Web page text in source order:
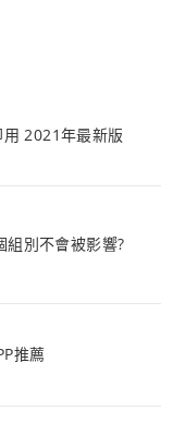
2021年最新版
組別不會被影響?
推薦